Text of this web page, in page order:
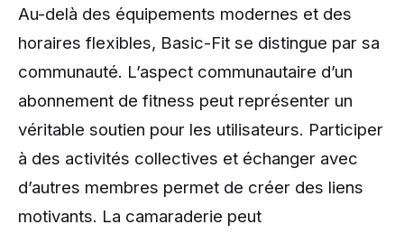
Au-delà des équipements modernes et des
horaires flexibles, Basic-Fit se distingue par sa
communauté. L’aspect communautaire d’un
abonnement de fitness peut représenter un
véritable soutien pour les utilisateurs. Participer
à des activités collectives et échanger avec
d’autres membres permet de créer des liens
motivants. La camaraderie peut